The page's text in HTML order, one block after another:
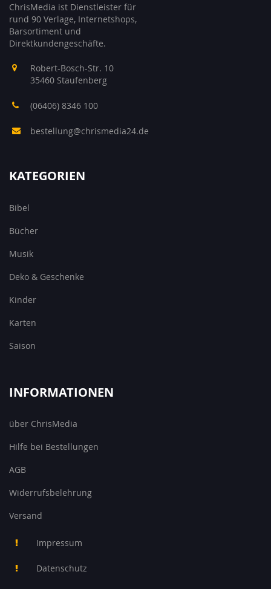
ChrisMedia ist Dienstleister für
rund 90 Verlage, Internetshops,
Barsortiment und
Direktkundengeschäfte.
Robert-Bosch-Str. 10
35460 Staufenberg
(06406) 8346 100
bestellung@chrismedia24.de
KATEGORIEN
Bibel
Bücher
Musik
Deko & Geschenke
Kinder
Karten
Saison
INFORMATIONEN
über ChrisMedia
Hilfe bei Bestellungen
AGB
Widerrufsbelehrung
Versand
Impressum
Datenschutz